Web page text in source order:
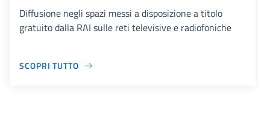
Diffusione negli spazi messi a disposizione a titolo
gratuito dalla RAI sulle reti televisive e radiofoniche
SCOPRI TUTTO